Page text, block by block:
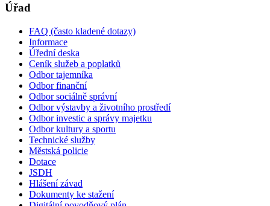
Úřad
FAQ (často kladené dotazy)
Informace
Úřední deska
Ceník služeb a poplatků
Odbor tajemníka
Odbor finanční
Odbor sociálně správní
Odbor výstavby a životního prostředí
Odbor investic a správy majetku
Odbor kultury a sportu
Technické služby
Městská policie
Dotace
JSDH
Hlášení závad
Dokumenty ke stažení